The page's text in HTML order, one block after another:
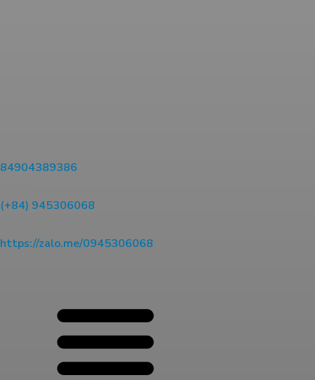
84904389386
(+84) 945306068
https://zalo.me/0945306068